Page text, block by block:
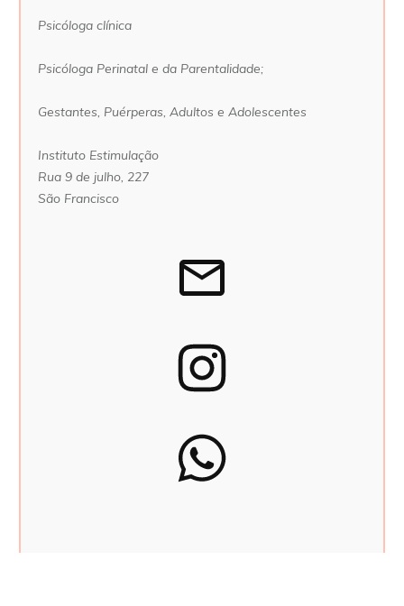
Psicóloga clínica
Psicóloga Perinatal e da Parentalidade;
Gestantes, Puérperas, Adultos e Adolescentes
Instituto Estimulação
Rua 9 de julho, 227
São Francisco